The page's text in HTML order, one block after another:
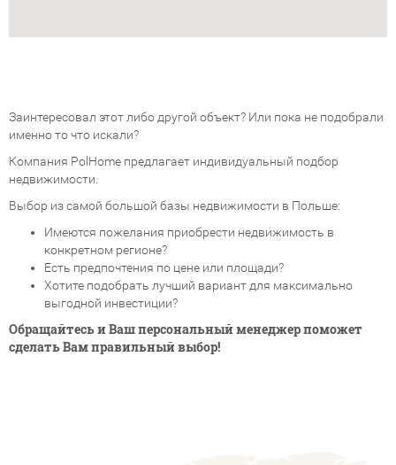
Заинтересовал этот либо другой объект? Или пока не подобрали
именно то что искали?
Компания PolHome предлагает индивидуальный подбор
недвижимости.
Выбор из самой большой базы недвижимости в Польше:
Имеются пожелания приобрести недвижимость в
конкретном регионе?
Есть предпочтения по цене или площади?
Хотите подобрать лучший вариант для максимально
выгодной инвестиции?
Обращайтесь и Ваш персональный менеджер поможет
сделать Вам правильный выбор!